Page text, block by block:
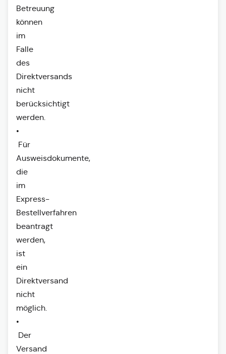
Betreuung
können
im
Falle
des
Direktversands
nicht
berücksichtigt
werden.
•
Für
Ausweisdokumente,
die
im
Express-
Bestellverfahren
beantragt
werden,
ist
ein
Direktversand
nicht
möglich.
•
Der
Versand